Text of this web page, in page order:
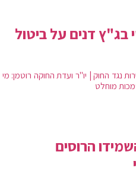
כל 15 שופטי בג"ץ דנים על ביטול
נגד החוק | יו"ר ועדת החוקה רוטמן: מי
מוחלט
הרוסים